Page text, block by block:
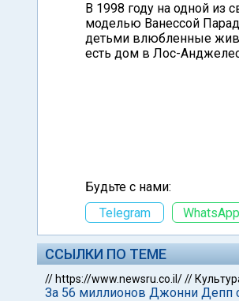
В 1998 году на одной из
моделью Ванессой
детьми влюбленные
есть дом в Лос-
Будьте с нами:
Telegram
WhatsApp
ССЫЛКИ ПО ТЕМЕ
// https://www.newsru.co.il///
За 56 миллионов Джонни Депп